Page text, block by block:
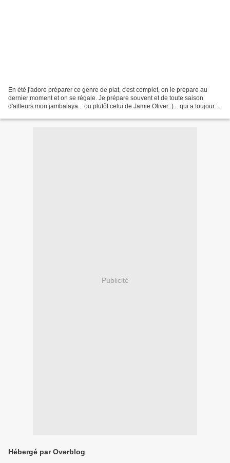
En été j'adore préparer ce genre de plat, c'est complet, on le prépare au
dernier moment et on se régale. Je prépare souvent et de toute saison
d'ailleurs mon jambalaya... ou plutôt celui de Jamie Oliver :)... qui a toujours
Publicité
Hébergé par Overblog